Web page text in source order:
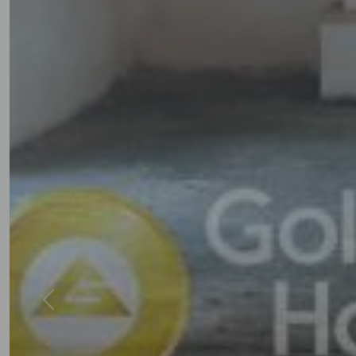
Previous